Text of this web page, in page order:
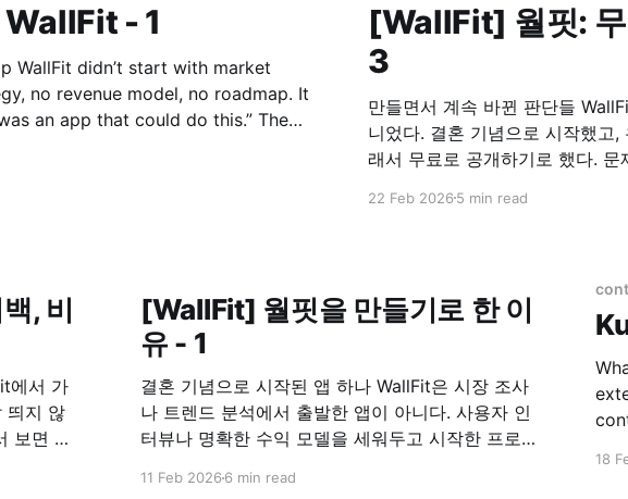
- 1
no revenue model, no roadmap. It
[WallFit] 월핏:
3
만들면서 계속 바뀐 판단들 WallFit은 처음부터 비즈니스 모델이 명확한 앱은 아
니었다. 결혼 기념으로 시작했고, 유료로 유지하기에는 진입장벽이 애매했고, 그
래서 무료로 공개하기로 했다. 문제는 그 다음이었다. 무료로 풀면, 이 앱은 어떻
22 Feb 20265 min read
, 비
띄지 않
[WallFit] 월핏을 만들기로 한 이
유 - 1
결혼 기념으로 시작된 앱 하나 WallFit은 시장 조사
나 트렌드 분석에서 출발한 앱이 아니다. 사용자 인
터뷰나 명확한 수익 모델을 세워두고 시작한 프로
11 Feb 20266 min read
What is
18